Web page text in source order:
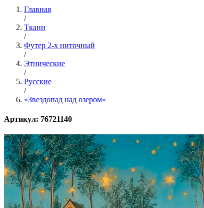
Главная
/
Ткани
/
Футер 2-х ниточный
/
Этнические
/
Русские
/
«Звездопад над озером»
Артикул: 76721140